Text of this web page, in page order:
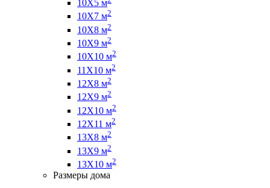
10Х5 м
10Х7 м2
10Х8 м2
10Х9 м2
10Х10 м2
11Х10 м2
12Х8 м2
12Х9 м2
12Х10 м2
12Х11 м2
13Х8 м2
13Х9 м2
13Х10 м2
Размеры дома